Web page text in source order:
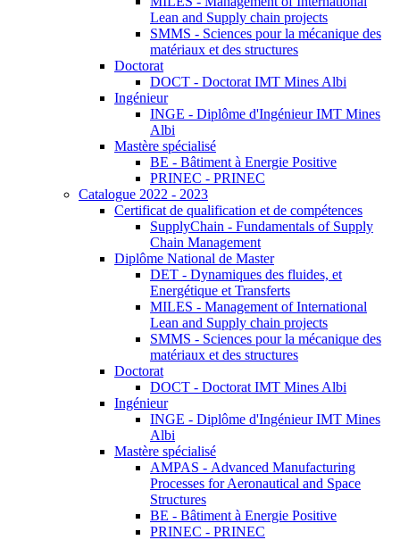
Lean and Supply chain projects
SMMS - Sciences pour la mécanique des
matériaux et des structures
Doctorat
DOCT - Doctorat IMT Mines Albi
Ingénieur
INGE - Diplôme d'Ingénieur IMT Mines
Albi
Mastère spécialisé
BE - Bâtiment à Energie Positive
PRINEC - PRINEC
Catalogue 2022 - 2023
Certificat de qualification et de compétences
SupplyChain - Fundamentals of Supply
Chain Management
Diplôme National de Master
DET - Dynamiques des fluides, et
Energétique et Transferts
MILES - Management of International
Lean and Supply chain projects
SMMS - Sciences pour la mécanique des
matériaux et des structures
Doctorat
DOCT - Doctorat IMT Mines Albi
Ingénieur
INGE - Diplôme d'Ingénieur IMT Mines
Albi
Mastère spécialisé
AMPAS - Advanced Manufacturing
Processes for Aeronautical and Space
Structures
BE - Bâtiment à Energie Positive
PRINEC - PRINEC